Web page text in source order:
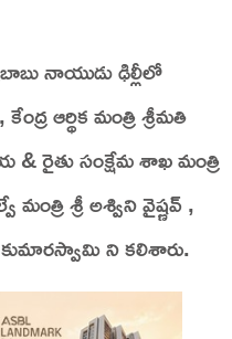
నాయుడు ఢిల్లీలో
ఆర్థిక మంత్రి శ్రీమతి
రైతు సంక్షేమ శాఖ మంత్రి
శ్రీ అశ్విని వైష్ణవ్ ,
కుమారస్వామి ని కలిశారు.